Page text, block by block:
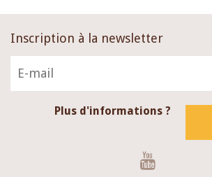
Inscription à la newsletter
Plus d'informations ?